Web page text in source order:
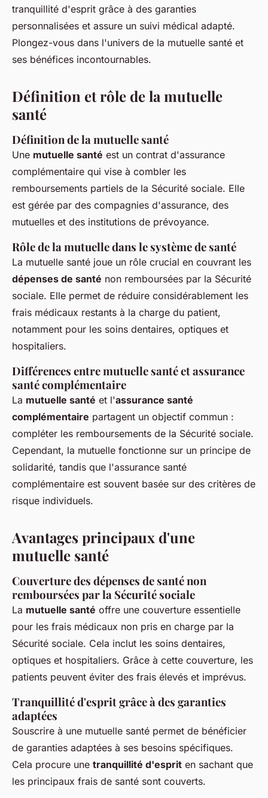
tranquillité d'esprit grâce à des garanties
personnalisées et assure un suivi médical adapté.
Plongez-vous dans l'univers de la mutuelle santé et
ses bénéfices incontournables.
Définition et rôle de la mutuelle
santé
Définition de la mutuelle santé
Une mutuelle santé est un contrat d'assurance
complémentaire qui vise à combler les
remboursements partiels de la Sécurité sociale. Elle
est gérée par des compagnies d'assurance, des
mutuelles et des institutions de prévoyance.
Rôle de la mutuelle dans le système de santé
La mutuelle santé joue un rôle crucial en couvrant les
dépenses de santé non remboursées par la Sécurité
sociale. Elle permet de réduire considérablement les
frais médicaux restants à la charge du patient,
notamment pour les soins dentaires, optiques et
hospitaliers.
Différences entre mutuelle santé et assurance
santé complémentaire
La mutuelle santé et l'assurance santé
complémentaire partagent un objectif commun :
compléter les remboursements de la Sécurité sociale.
Cependant, la mutuelle fonctionne sur un principe de
solidarité, tandis que l'assurance santé
complémentaire est souvent basée sur des critères de
risque individuels.
Avantages principaux d'une
mutuelle santé
Couverture des dépenses de santé non
remboursées par la Sécurité sociale
La mutuelle santé offre une couverture essentielle
pour les frais médicaux non pris en charge par la
Sécurité sociale. Cela inclut les soins dentaires,
optiques et hospitaliers. Grâce à cette couverture, les
patients peuvent éviter des frais élevés et imprévus.
Tranquillité d'esprit grâce à des garanties
adaptées
Souscrire à une mutuelle santé permet de bénéficier
de garanties adaptées à ses besoins spécifiques.
Cela procure une tranquillité d'esprit en sachant que
les principaux frais de santé sont couverts.